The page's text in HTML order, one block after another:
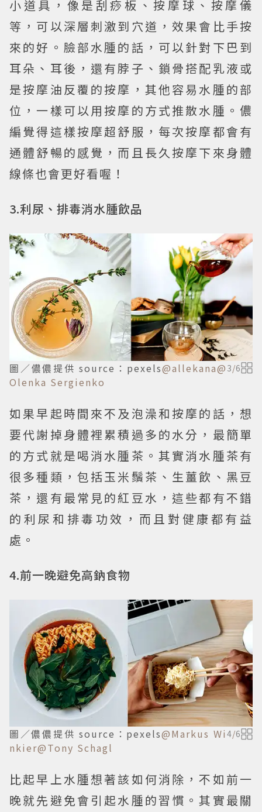
小道具，像是刮痧板、按摩球、按摩儀
等，可以深層刺激到穴道，效果會比手按
來的好。臉部水腫的話，可以針對下巴到
耳朵、耳後，還有脖子、鎖骨搭配乳液或
是按摩油反覆的按摩，其他容易水腫的部
位，一樣可以用按摩的方式推散水腫。儂
編覺得這樣按摩超舒服，每次按摩都會有
通體舒暢的感覺，而且長久按摩下來身體
線條也會更好看喔！
3.利尿、排毒消水腫飲品
圖／儂儂提供 source：pexels@allekana@
Olenka Sergienko
3/6
如果早起時間來不及泡澡和按摩的話，想
要代謝掉身體裡累積過多的水分，最簡單
的方式就是喝消水腫茶。其實消水腫茶有
很多種類，包括玉米鬚茶、生薑飲、黑豆
茶，還有最常見的紅豆水，這些都有不錯
的利尿和排毒功效，而且對健康都有益
處。
4.前一晚避免高鈉食物
圖／儂儂提供 source：pexels@Markus Wi
nkier@Tony Schagl
4/6
比起早上水腫想著該如何消除，不如前一
晚就先避免會引起水腫的習慣。其實最關